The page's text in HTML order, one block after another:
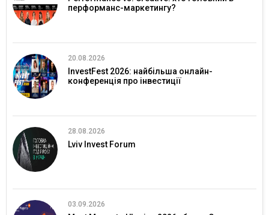
перформанс-маркетингу?
20.08.2026
InvestFest 2026: найбільша онлайн-
конференція про інвестиції
28.08.2026
Lviv Invest Forum
03.09.2026